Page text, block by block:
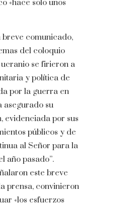
«hace solo unos
breve comunicado,
del coloquio
se firieron a
y política de
por la guerra en
asegurado su
evidenciada por sus
públicos y de
al Señor para la
año pasado”.
este breve
prensa, convinieron
«los esfuerzos